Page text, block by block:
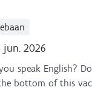
jun. 2026
speak English?
bottom of this